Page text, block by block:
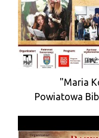
"Maria
Powiatowa